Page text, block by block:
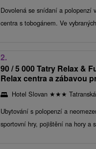
Dovolená se snídaní a polopenzí
centra s tobogánem. Ve
2.
90 / 5 000 Tatry Relax &
Relax centra a zábavou
Hotel Slovan ★★★
Ubytování s polopenzí a
sportovní hry, pojištění na hory a